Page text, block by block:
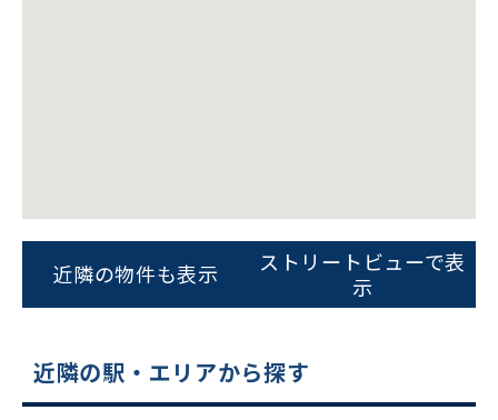
近隣の物件も表示
ストリートビューで表
示
近隣の駅・エリアから探す